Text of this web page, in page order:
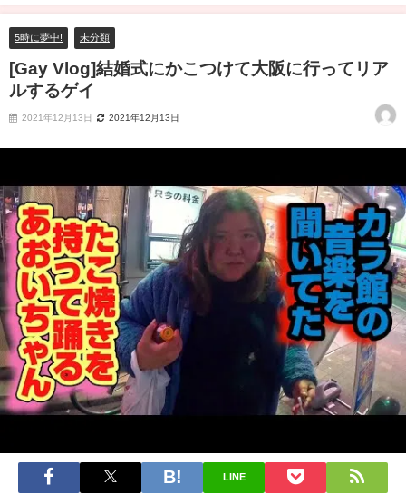
イ
5時に夢中! 未分類
[Gay Vlog]結婚式にかこつけて大阪に行ってリア
ルするゲイ
2021年12月13日 2021年12月13日
LINE